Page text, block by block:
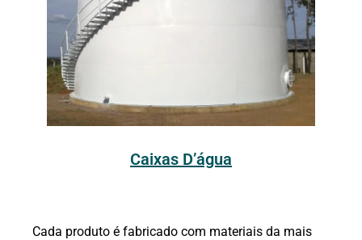
Caixas D’água
Cada produto é fabricado com materiais da mais